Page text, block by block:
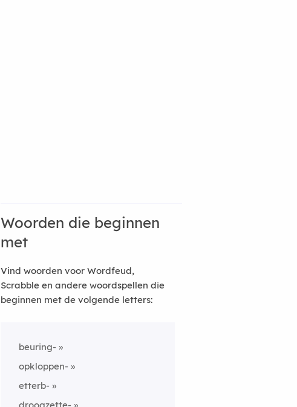
Woorden die beginnen
met
Vind woorden voor Wordfeud,
Scrabble en andere woordspellen die
beginnen met de volgende letters:
beuring-
opkloppen-
etterb-